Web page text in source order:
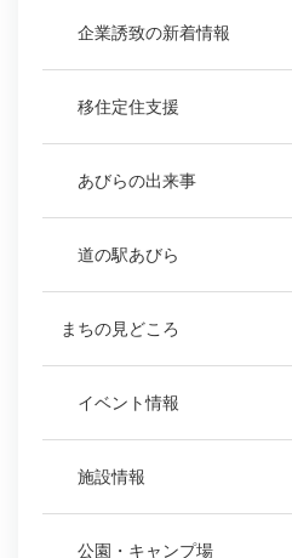
企業誘致の新着情報
移住定住支援
あびらの出来事
道の駅あびら
まちの見どころ
イベント情報
施設情報
公園・キャンプ場